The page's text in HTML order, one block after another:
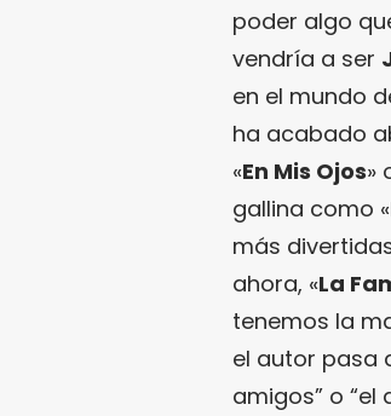
poder algo
vendría a ser
en el mundo
ha acabado
«En Mis Ojos»
gallina como «
más
ahora, «La
tenemos la
el autor pasa
amigos” o